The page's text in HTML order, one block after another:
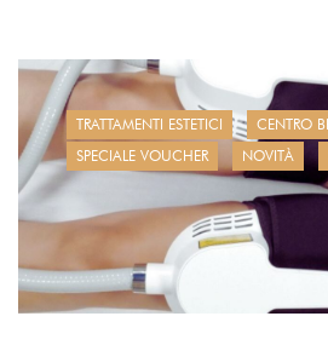
TRATTAMENTI ESTETICI
CENTRO
SPECIALE VOUCHER
NOVITÀ